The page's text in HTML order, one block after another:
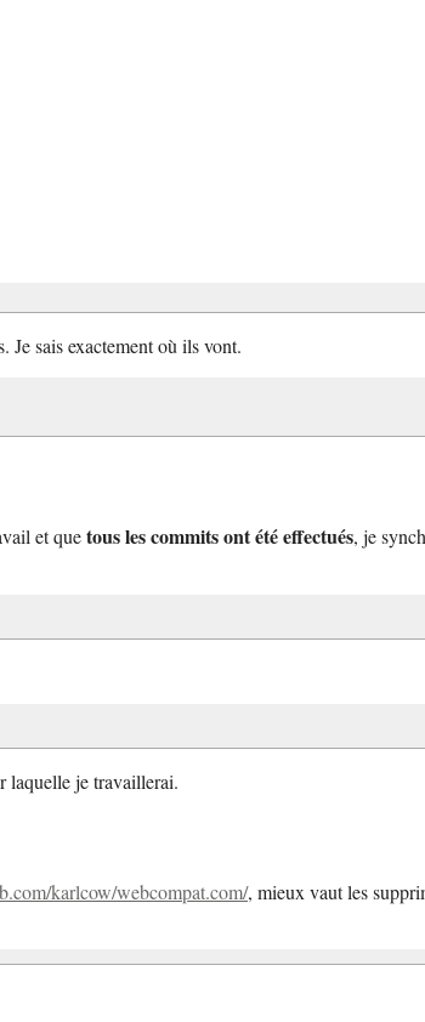
Je sais exactement où ils vont.
et quetous les commits ont été effectués, je
laquelle je travaillerai.
karlcow/webcompat.com/, mieux vaut les